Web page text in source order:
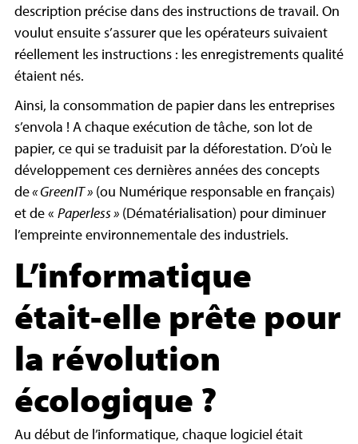
description précise dans des instructions de travail. On
voulut ensuite s’assurer que les opérateurs suivaient
réellement les instructions : les enregistrements qualité
étaient nés.
Ainsi, la consommation de papier dans les entreprises
s’envola ! A chaque exécution de tâche, son lot de
papier, ce qui se traduisit par la déforestation. D’où le
développement ces dernières années des concepts
de« GreenIT »(ou Numérique responsable en français)
et de « Paperless »(Dématérialisation) pour diminuer
l’empreinte environnementale des industriels.
L’informatique
était-elle prête pour
la révolution
écologique ?
Au début de l’informatique, chaque logiciel était